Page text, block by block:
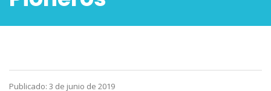
Publicado: 3 de junio de 2019